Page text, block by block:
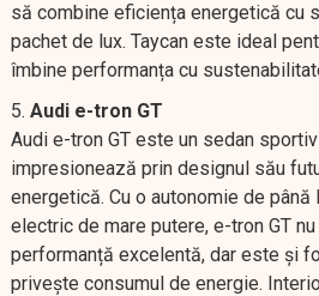
să combine eficiența energetică cu
pachet de lux. Taycan este ideal
îmbine performanța cu
Audi e-tron GT
Audi e-tron GT este un sedan
impresionează prin designul său
energetică. Cu o autonomie de
electric de mare putere, e-tron GT
performanță excelentă, dar este și
privește consumul de energie.